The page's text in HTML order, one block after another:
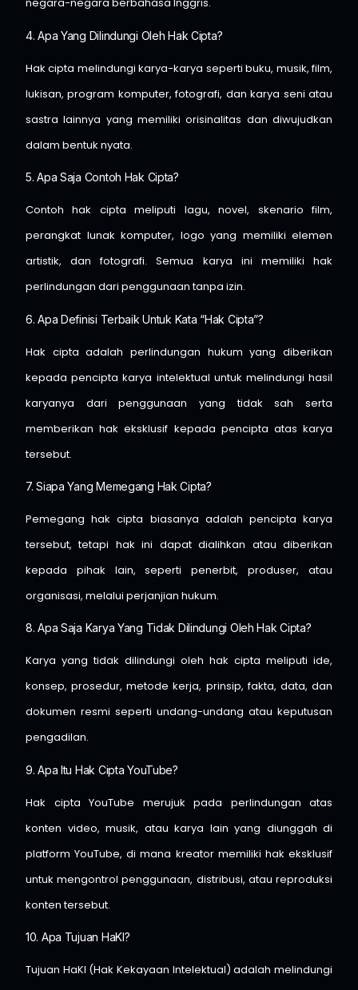
negara-negara berbahasa Inggris.
4. Apa Yang Dilindungi Oleh Hak Cipta?
Hak cipta melindungi karya-karya seperti buku, musik, film,
lukisan, program komputer, fotografi, dan karya seni atau
sastra lainnya yang memiliki orisinalitas dan diwujudkan
dalam bentuk nyata.
5. Apa Saja Contoh Hak Cipta?
Contoh hak cipta meliputi lagu, novel, skenario film,
perangkat lunak komputer, logo yang memiliki elemen
artistik, dan fotografi. Semua karya ini memiliki hak
perlindungan dari penggunaan tanpa izin.
6. Apa Definisi Terbaik Untuk Kata “hak Cipta”?
Hak cipta adalah perlindungan hukum yang diberikan
kepada pencipta karya intelektual untuk melindungi hasil
karyanya dari penggunaan yang tidak sah serta
memberikan hak eksklusif kepada pencipta atas karya
tersebut.
7. Siapa Yang Memegang Hak Cipta?
Pemegang hak cipta biasanya adalah pencipta karya
tersebut, tetapi hak ini dapat dialihkan atau diberikan
kepada pihak lain, seperti penerbit, produser, atau
organisasi, melalui perjanjian hukum.
8. Apa Saja Karya Yang Tidak Dilindungi Oleh Hak Cipta?
Karya yang tidak dilindungi oleh hak cipta meliputi ide,
konsep, prosedur, metode kerja, prinsip, fakta, data, dan
dokumen resmi seperti undang-undang atau keputusan
pengadilan.
9. Apa Itu Hak Cipta YouTube?
Hak cipta YouTube merujuk pada perlindungan atas
konten video, musik, atau karya lain yang diunggah di
platform YouTube, di mana kreator memiliki hak eksklusif
untuk mengontrol penggunaan, distribusi, atau reproduksi
konten tersebut.
10. Apa Tujuan HaKI?
Tujuan HaKI (Hak Kekayaan Intelektual) adalah melindungi